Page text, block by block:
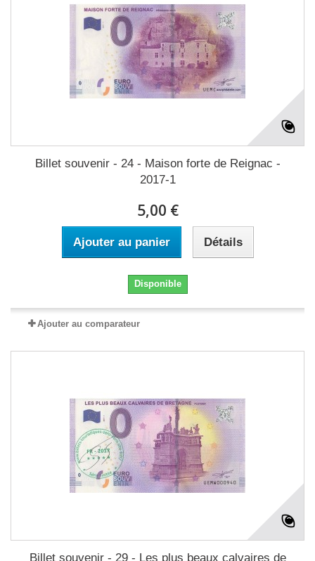
Billet souvenir - 24 - Maison forte de Reignac -
2017-1
5,00 €
Ajouter au panier Détails
Disponible
Ajouter au comparateur
Billet souvenir - 29 - Les plus beaux calvaires de